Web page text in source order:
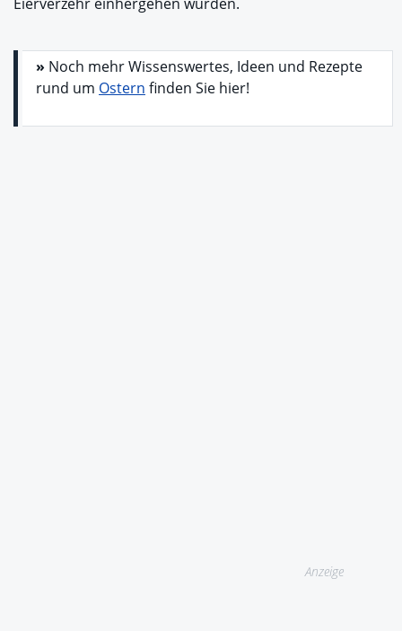
» Noch mehr Wissenswertes, Ideen und Rezepte
rund um Ostern finden Sie hier!
Anzeige